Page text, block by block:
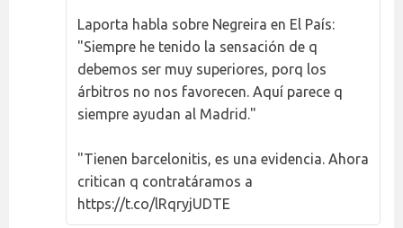
Laporta habla sobre Negreira en El País:
"Siempre he tenido la sensación de q
debemos ser muy superiores, porq los
árbitros no nos favorecen. Aquí parece q
siempre ayudan al Madrid."
"Tienen barcelonitis, es una evidencia. Ahora
critican q contratáramos a
https://t.co/lRqryjUDTE